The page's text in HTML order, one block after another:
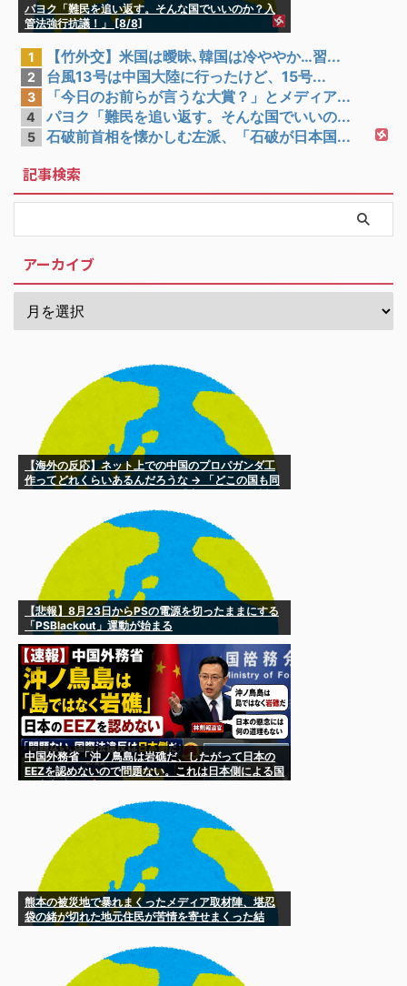
パヨク「難民を追い返す。そんな国でいいのか？入
管法強行抗議！」 [8/8]
1 【竹外交】米国は曖昧､韓国は冷ややか…習...
2 台風13号は中国大陸に行ったけど、15号...
3 「今日のお前らが言うな大賞？」とメディア...
4 パヨク「難民を追い返す。そんな国でいいの...
5 石破前首相を懐かしむ左派、「石破が日本国...
記事検索
アーカイブ
【海外の反応】ネット上での中国のプロパガンダ工
作ってどれくらいあるんだろうな → 「どこの国も同
はマジで両極端なものしかない」
【悲報】8月23日からPSの電源を切ったままにする
「PSBlackout」運動が始まる
中国外務省「沖ノ鳥島は岩礁だ、したがって日本の
EEZを認めないので問題ない。これは日本側による国
熊本の被災地で暴れまくったメディア取材陣、堪忍
袋の緒が切れた地元住民が苦情を寄せまくった結